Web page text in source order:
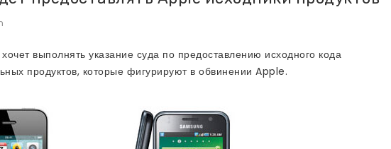
выполнять указание суда по предоставлению исходного кода
продуктов, которые фигурируют в обвинении Apple.